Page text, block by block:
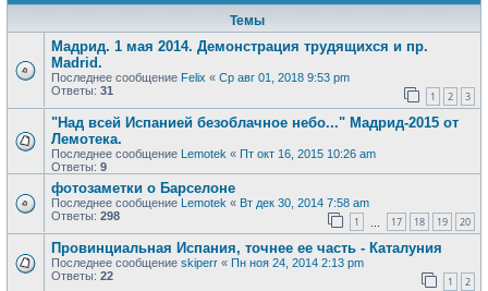
Темы
Мадрид. 1 мая 2014. Демонстрация трудящихся и пр.
Madrid.
Последнее сообщение Felix « Ср авг 01, 2018 9:53 pm
Ответы: 31 1 2 3
"Над всей Испанией безоблачное небо..." Мадрид-2015 от
Лемотека.
Последнее сообщение Lemotek « Пт окт 16, 2015 10:26 am
Ответы: 9
фотозаметки о Барселоне
Последнее сообщение Lemotek « Вт дек 30, 2014 7:58 am
Ответы: 298 1 17 18 19 20
Провинциальная Испания, точнее ее часть - Каталуния
Последнее сообщение skiperr « Пн ноя 24, 2014 2:13 pm
Ответы: 22 1 2